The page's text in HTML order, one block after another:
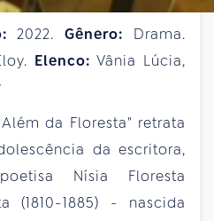
2022.Gênero: Drama.
Elenco: Vânia Lúcia,
da Floresta" retrata
da escritora,
Nísia Floresta
(1810-1885) - nascida